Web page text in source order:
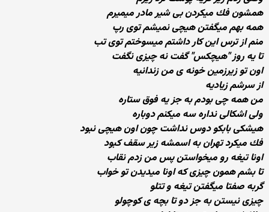
همشون فك میكردن بی شیر مادر میمیرم
همه بهم میگفتن هیچی نمیشم توی رپ
منم از ترس این كار داشتم میسوختم توی تب
تا یه روز "هیچكس" گفت نه چیزی نگفت
اون تو زیرزمین خونه ی من زندانیه
از سرشم زیادیه
من همه چی بودم به جز یه فوق ستاره
ولی اشكالی نداره سه میكنم دوباره
هیشكی بابكو دوس نداشت چون اون هیچی نبود
فك میكرد تهران به اسمشه زیر سقف كبود
اونا تیغه رو میخواستن پس من زدم نقاب
تا بشم همون چیزی كه اونا میدیدن تو خواب
گربه صفتا میگفتن تیغه و تتلو
چیزی نیستن به جز دو تا بچه ی كوچولو